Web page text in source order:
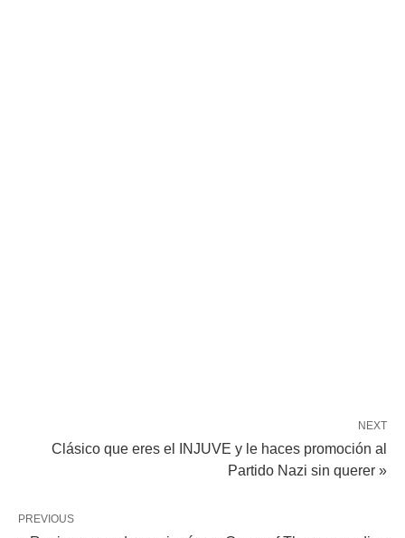
NEXT
Clásico que eres el INJUVE y le haces promoción al
Partido Nazi sin querer »
PREVIOUS